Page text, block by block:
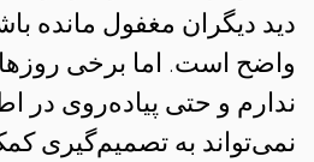
دید دیگران مغفول مانده
واضح است. اما برخی روزها
ندارم و حتی پیاده‌روی در
نمی‌تواند به تصمیم‌گیری